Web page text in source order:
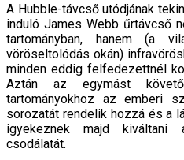
A Hubble-távcső utódjának
induló James Webb űrtávcső
tartományban, hanem (a
vöröseltolódás okán)
minden eddig felfedezettnél
Aztán az egymást
tartományokhoz az emberi
sorozatát rendelik hozzá és a
igyekeznek majd kiváltani
csodálatát.